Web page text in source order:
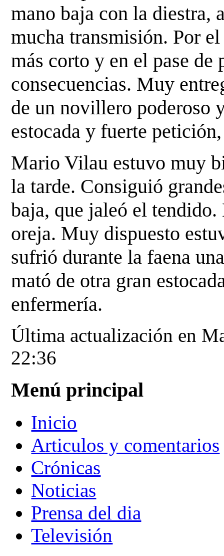
mano baja con la diestra,
mucha transmisión. Por
más corto y en el pase
consecuencias. Muy
de un novillero poderoso
estocada y fuerte
Mario Vilau estuvo muy
la tarde. Consiguió
baja, que jaleó el
oreja. Muy dispuesto
sufrió durante la faena
mató de otra gran
enfermería.
Última actualización en
22:36
Menú principal
Inicio
Articulos y comentarios
Crónicas
Noticias
Prensa del dia
Televisión